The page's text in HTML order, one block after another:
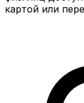
картой или